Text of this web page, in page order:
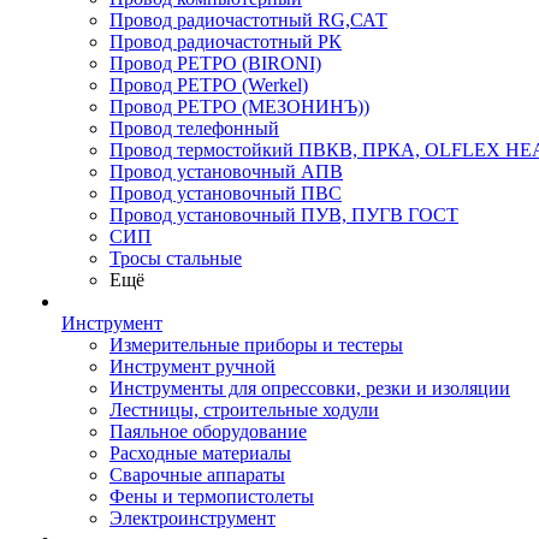
Провод радиочастотный RG,САТ
Провод радиочастотный РК
Провод РЕТРО (BIRONI)
Провод РЕТРО (Werkel)
Провод РЕТРО (МЕЗОНИНЪ))
Провод телефонный
Провод термостойкий ПВКВ, ПРКА, OLFLEX
Провод установочный АПВ
Провод установочный ПВС
Провод установочный ПУВ, ПУГВ ГОСТ
СИП
Тросы стальные
Ещё
Инструмент
Измерительные приборы и тестеры
Инструмент ручной
Инструменты для опрессовки, резки и изоляции
Лестницы, строительные ходули
Паяльное оборудование
Расходные материалы
Сварочные аппараты
Фены и термопистолеты
Электроинструмент